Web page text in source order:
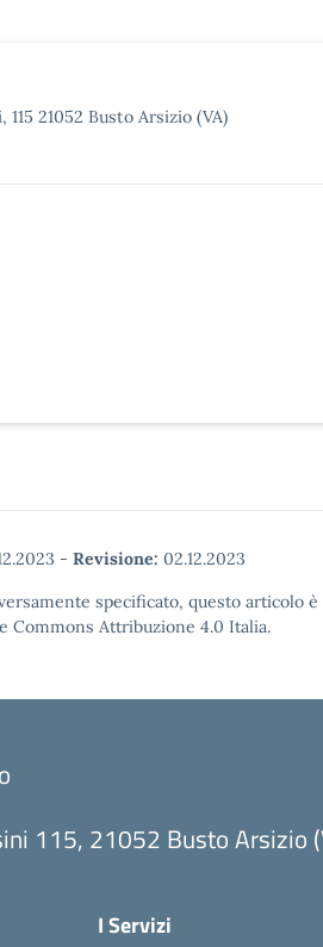
115 21052 Busto Arsizio (VA)
- Revisione: 02.12.2023
specificato, questo articolo
Commons Attribuzione 4.0 Italia.
115, 21052 Busto Arsizio
I Servizi